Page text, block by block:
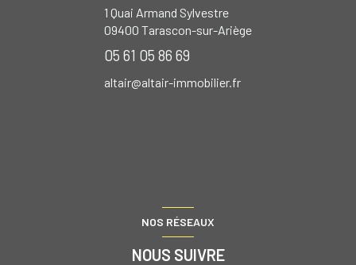
1 Quai Armand Sylvestre
09400 Tarascon-sur-Ariège
05 61 05 86 69
altair@altair-immobilier.fr
NOS RÉSEAUX
NOUS SUIVRE